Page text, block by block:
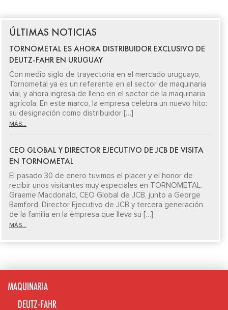
ÚLTIMAS NOTICIAS
TORNOMETAL ES AHORA DISTRIBUIDOR EXCLUSIVO DE
DEUTZ-FAHR EN URUGUAY
Con medio siglo de trayectoria en el mercado uruguayo,
Tornometal ya es un referente en el sector de maquinaria
vial, y ahora ingresa de lleno en el sector de la maquinaria
agrícola. En este marco, la empresa celebra un nuevo hito:
su designación como distribuidor […]
MÁS...
CEO GLOBAL Y DIRECTOR EJECUTIVO DE JCB DE VISITA
EN TORNOMETAL
El pasado 30 de enero tuvimos el placer y el honor de
recibir unos visitantes muy especiales en TORNOMETAL.
Graeme Macdonald, CEO Global de JCB, junto a George
Bamford, Director Ejecutivo de JCB y tercera generación
de la familia en la empresa que lleva su […]
MÁS...
MAQUINARIA
DEUTZ-FAHR